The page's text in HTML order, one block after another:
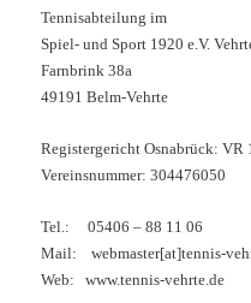
Tennisabteilung im
Spiel- und Sport 1920 e.V.
Farnbrink 38a
49191 Belm-Vehrte
Registergericht Osnabrück: VR
Vereinsnummer: 304476050
Tel.: 05406 – 88 11 06
Mail: webmaster[at]tennis-
Web: www.tennis-vehrte.de